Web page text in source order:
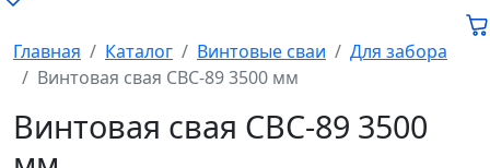
Главная Каталог Винтовые сваи
Для забора
Винтовая свая СВС-89 3500 мм
Винтовая свая СВС-89 3500